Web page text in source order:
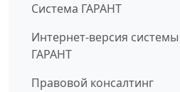
Система ГАРАНТ
Интернет-версия системы
ГАРАНТ
Правовой консалтинг